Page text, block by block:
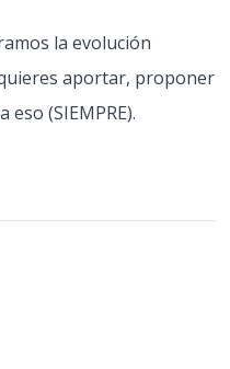
la evolución
aportar, proponer
(SIEMPRE).